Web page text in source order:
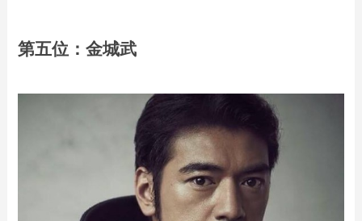
第五位：金城武